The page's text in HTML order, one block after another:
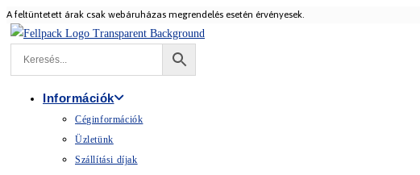
Skip
to
content
A feltüntetett árak csak webáruházas megrendelés esetén érvényesek.
Információk
Céginformációk
Üzletünk
Szállítási díjak